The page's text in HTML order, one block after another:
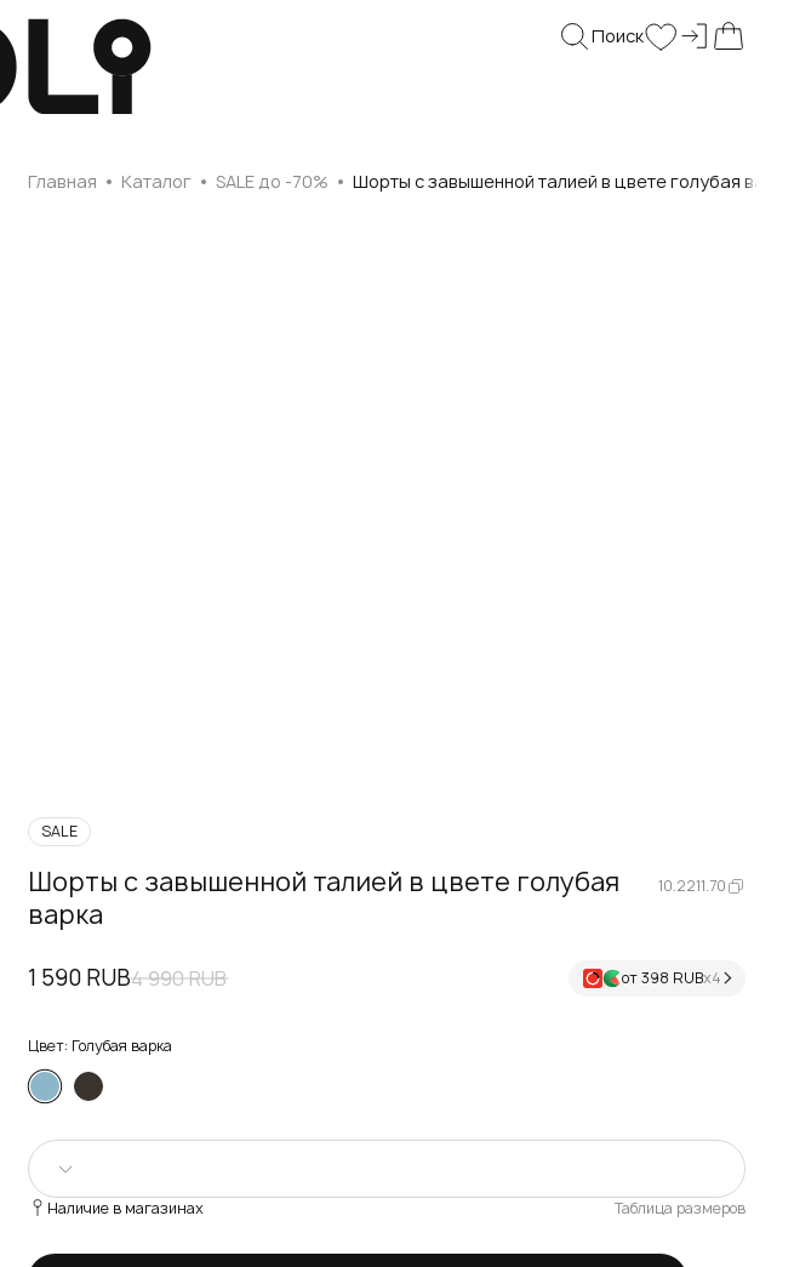
ПоискПоискWishlist Войти
Моя
Главная Каталог SALE до -70% Шорты с завышенной талией в цвете голубая варка
SALE
Шорты с завышенной талией в цвете голубая
варка
10.2211.70
1 590 RUB4 990 RUB от 398 RUBх4
Цвет: Голубая варка
Наличие в магазинах Таблица размеров